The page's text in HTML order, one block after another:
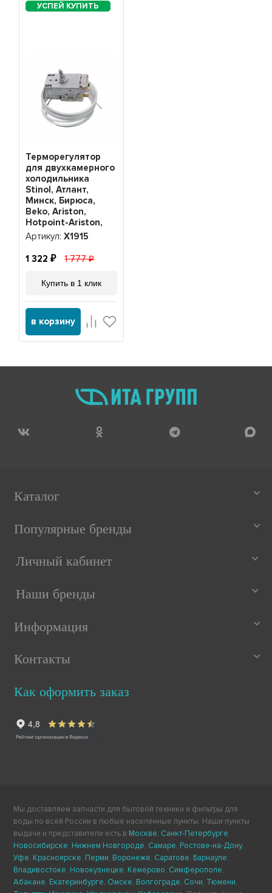
Терморегулятор
для двухкамерного
холодильника
Stinol, Атлант,
Минск, Бирюса,
Beko, Ariston,
Hotpoint-Ariston,
Beko, Indesit K56-
L1915, Х1915
Артикул:Х1915
1 322 1 777
Купить в 1 клик
в корзину
Каталог
Популярные бренды
Личный кабинет
Наши бренды
Информация
Контакты
Как оформить заказ
Мы доставляем запчасти для бытовой техники и фильтры для
воды по всей России в любые населённые пункты. Наши пункты
выдачи и представители есть в Москве, Санкт-Петербурге,
Новосибирске, Нижнем Новгороде, Самаре, Ростове-на-Дону,
Уфе, Красноярске, Перми, Воронеже, Саратове, Барнауле,
Владивостоке, Новокузнецке, Кемерово, Симферополе,
Абакане, Екатеринбурге, Омске, Волгограде, Сочи, Тюмени,